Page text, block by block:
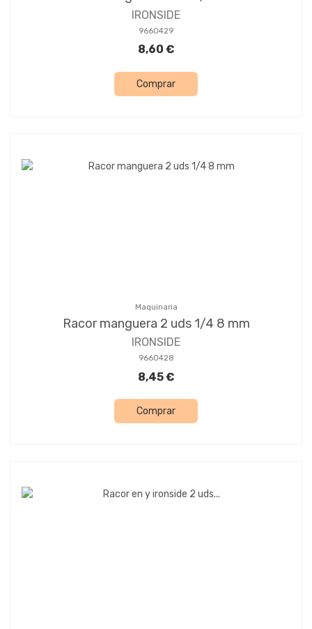
IRONSIDE
9660429
8,60 €
Comprar
Maquinaria
Racor manguera 2 uds 1/4 8 mm
IRONSIDE
9660428
8,45 €
Comprar